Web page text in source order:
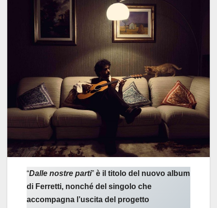
“Dalle nostre parti” è il titolo del nuovo album
di Ferretti, nonché del singolo che
accompagna l’uscita del progetto